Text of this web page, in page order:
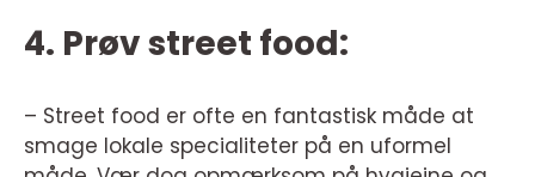
4. Prøv street food:
– Street food er ofte en fantastisk måde at
smage lokale specialiteter på en uformel